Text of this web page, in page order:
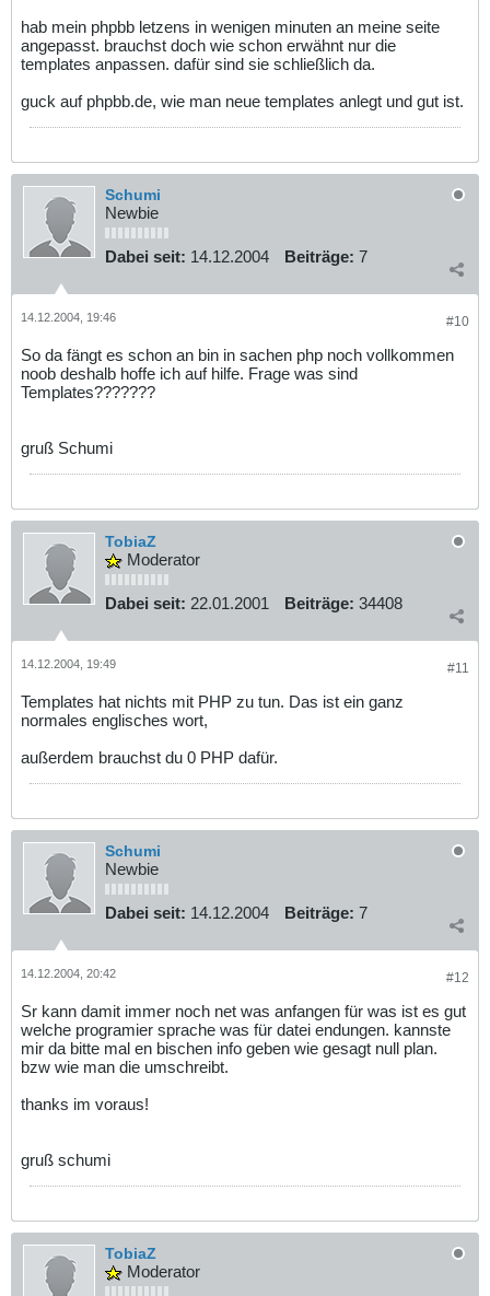
hab mein phpbb letzens in wenigen minuten an meine seite
angepasst. brauchst doch wie schon erwähnt nur die
templates anpassen. dafür sind sie schließlich da.
guck auf phpbb.de, wie man neue templates anlegt und gut ist.
Schumi
Newbie
Dabei seit: 14.12.2004 Beiträge: 7
#10
14.12.2004, 19:46
So da fängt es schon an bin in sachen php noch vollkommen
noob deshalb hoffe ich auf hilfe. Frage was sind
Templates???????
gruß Schumi
TobiaZ
Moderator
Dabei seit: 22.01.2001 Beiträge: 34408
#11
14.12.2004, 19:49
Templates hat nichts mit PHP zu tun. Das ist ein ganz
normales englisches wort,
außerdem brauchst du 0 PHP dafür.
Schumi
Newbie
Dabei seit: 14.12.2004 Beiträge: 7
#12
14.12.2004, 20:42
Sr kann damit immer noch net was anfangen für was ist es gut
welche programier sprache was für datei endungen. kannste
mir da bitte mal en bischen info geben wie gesagt null plan.
bzw wie man die umschreibt.
thanks im voraus!
gruß schumi
TobiaZ
Moderator